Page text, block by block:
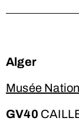
Alger
Musée
GV40